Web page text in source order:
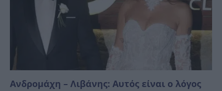
Ανδρομάχη – Λιβάνης: Αυτός είναι ο λόγος